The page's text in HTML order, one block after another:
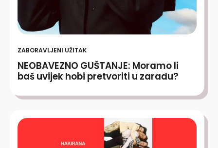
ZABORAVLJENI UŽITAK
NEOBAVEZNO GUŠTANJE: Moramo li
baš uvijek hobi pretvoriti u zaradu?